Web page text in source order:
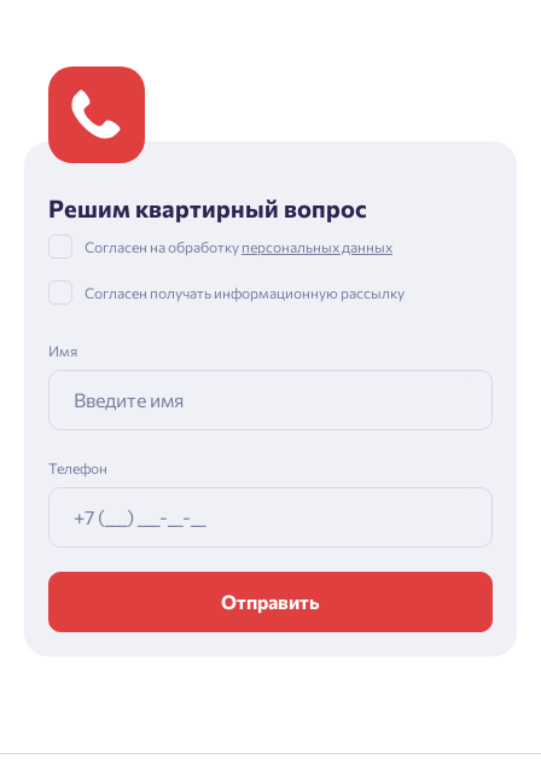
Решим квартирный вопрос
Согласен на обработку персональных данных
Согласен получать информационную рассылку
Имя
Телефон
Отправить